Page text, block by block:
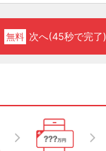
無料 次へ(45秒で完了)